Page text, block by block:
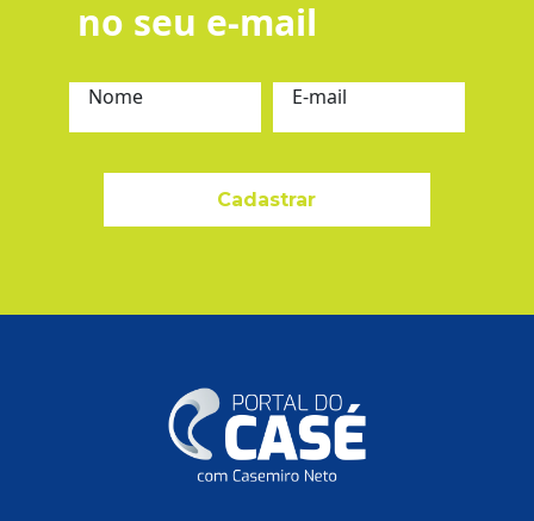
no seu e-mail
Nome E-mail
Cadastrar